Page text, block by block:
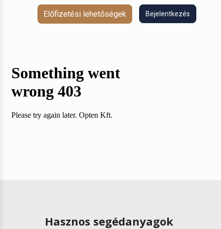
Előfizetési lehetőségek Bejelentkezés
Hasznos segédanyagok